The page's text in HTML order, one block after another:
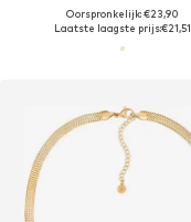
Oorspronkelijk: €23,90
Laatste laagste prijs:€21,51